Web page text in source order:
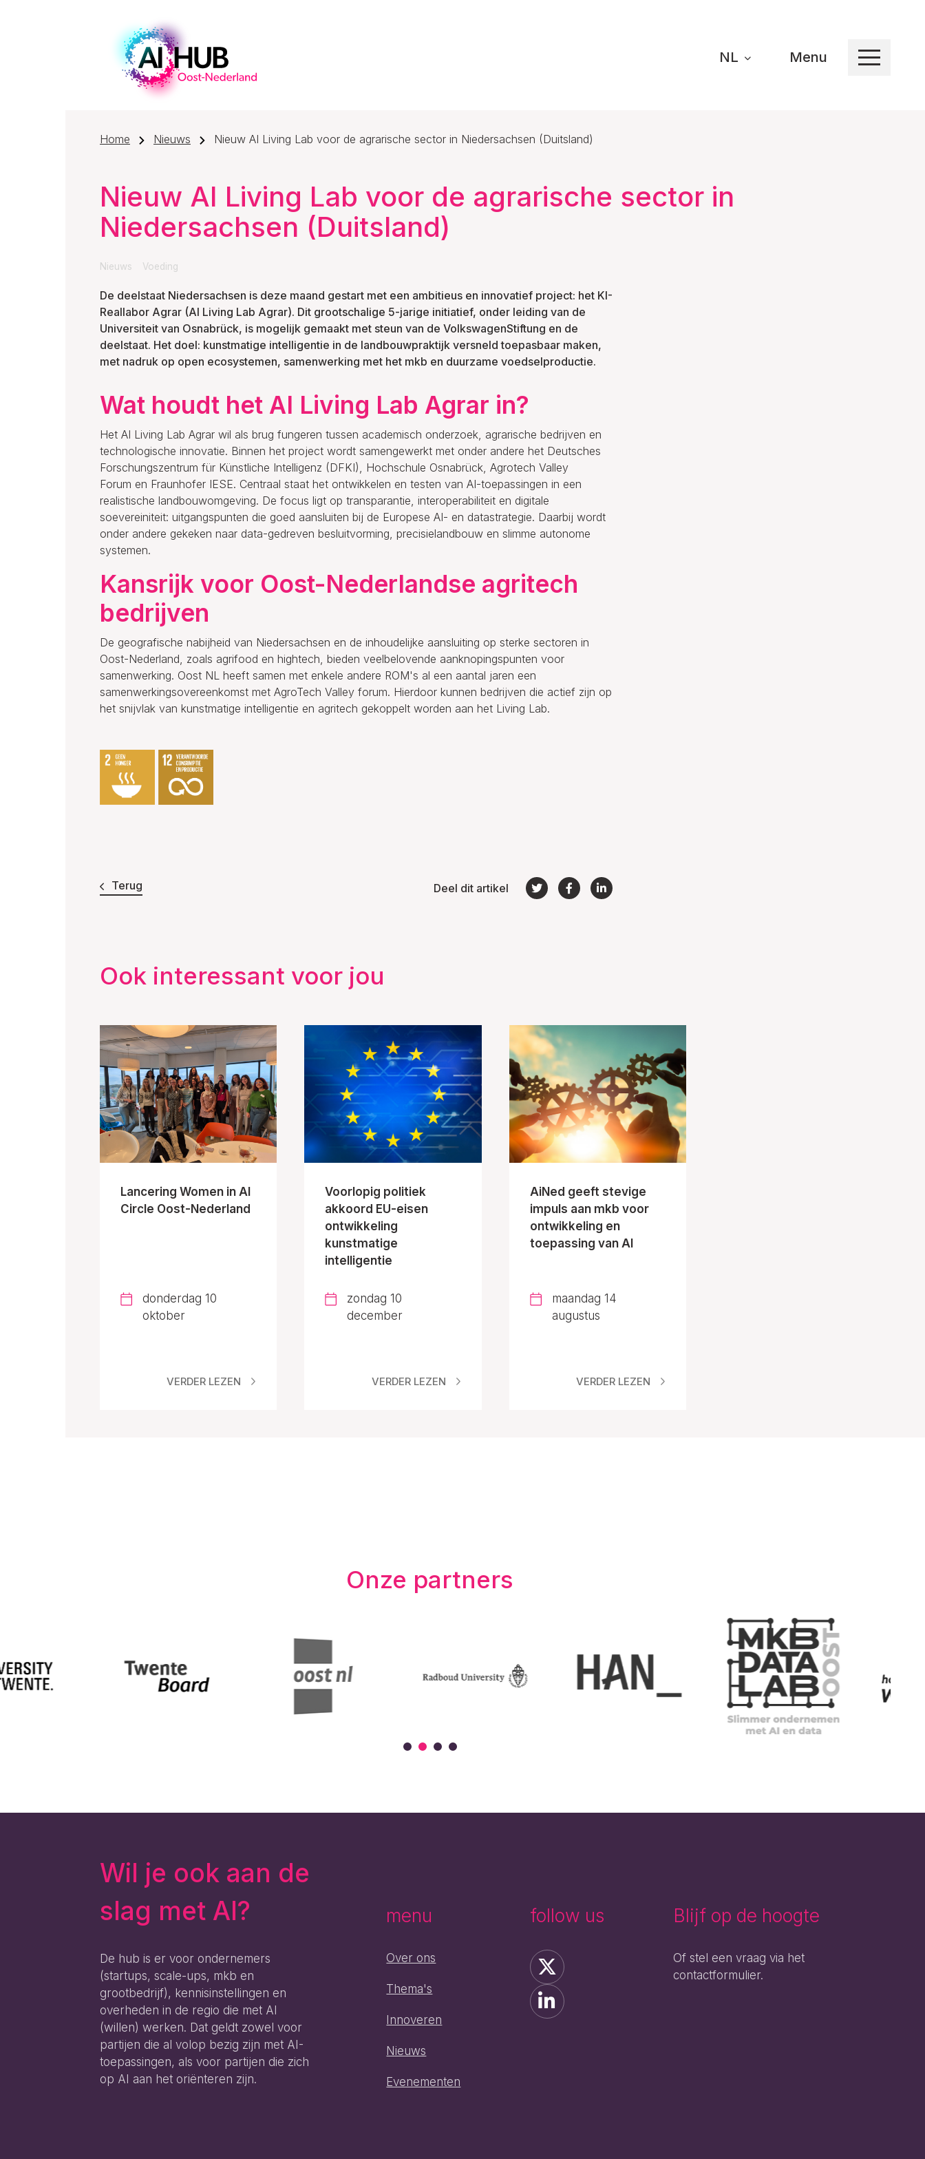
NL Menu
Home Nieuws Nieuw AI Living Lab voor de agrarische sector in Niedersachsen (Duitsland)
Nieuw AI Living Lab voor de agrarische sector in
Niedersachsen (Duitsland)
Nieuws Voeding
De deelstaat Niedersachsen is deze maand gestart met een ambitieus en innovatief project: het KI-
Reallabor Agrar (AI Living Lab Agrar). Dit grootschalige 5-jarige initiatief, onder leiding van de
Universiteit van Osnabrück, is mogelijk gemaakt met steun van de VolkswagenStiftung en de
deelstaat. Het doel: kunstmatige intelligentie in de landbouwpraktijk versneld toepasbaar maken,
met nadruk op open ecosystemen, samenwerking met het mkb en duurzame voedselproductie.
Wat houdt het AI Living Lab Agrar in?
Het AI Living Lab Agrar wil als brug fungeren tussen academisch onderzoek, agrarische bedrijven en
technologische innovatie. Binnen het project wordt samengewerkt met onder andere het Deutsches
Forschungszentrum für Künstliche Intelligenz (DFKI), Hochschule Osnabrück, Agrotech Valley
Forum en Fraunhofer IESE. Centraal staat het ontwikkelen en testen van AI-toepassingen in een
realistische landbouwomgeving. De focus ligt op transparantie, interoperabiliteit en digitale
soevereiniteit: uitgangspunten die goed aansluiten bij de Europese AI- en datastrategie. Daarbij wordt
onder andere gekeken naar data-gedreven besluitvorming, precisielandbouw en slimme autonome
systemen.
Kansrijk voor Oost-Nederlandse agritech
bedrijven
De geografische nabijheid van Niedersachsen en de inhoudelijke aansluiting op sterke sectoren in
Oost-Nederland, zoals agrifood en hightech, bieden veelbelovende aanknopingspunten voor
samenwerking. Oost NL heeft samen met enkele andere ROM's al een aantal jaren een
samenwerkingsovereenkomst met AgroTech Valley forum. Hierdoor kunnen bedrijven die actief zijn op
het snijvlak van kunstmatige intelligentie en agritech gekoppelt worden aan het Living Lab.
Terug Deel dit artikel
Ook interessant voor jou
Lancering Women in AI
Circle Oost-Nederland
donderdag 10
oktober
VERDER LEZEN
Voorlopig politiek
akkoord EU-eisen
ontwikkeling
kunstmatige
intelligentie
zondag 10
december
VERDER LEZEN
AiNed geeft stevige
impuls aan mkb voor
ontwikkeling en
toepassing van AI
maandag 14
augustus
VERDER LEZEN
Onze partners
Wil je ook aan de
slag met AI?
De hub is er voor ondernemers
(startups, scale-ups, mkb en
grootbedrijf), kennisinstellingen en
overheden in de regio die met AI
(willen) werken. Dat geldt zowel voor
partijen die al volop bezig zijn met AI-
toepassingen, als voor partijen die zich
op AI aan het oriënteren zijn.
menu
Over ons
Thema's
Innoveren
Nieuws
Evenementen
follow us Blijf op de hoogte
Of stel een vraag via het
contactformulier.